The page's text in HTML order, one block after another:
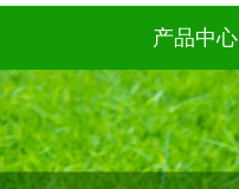
产品中心